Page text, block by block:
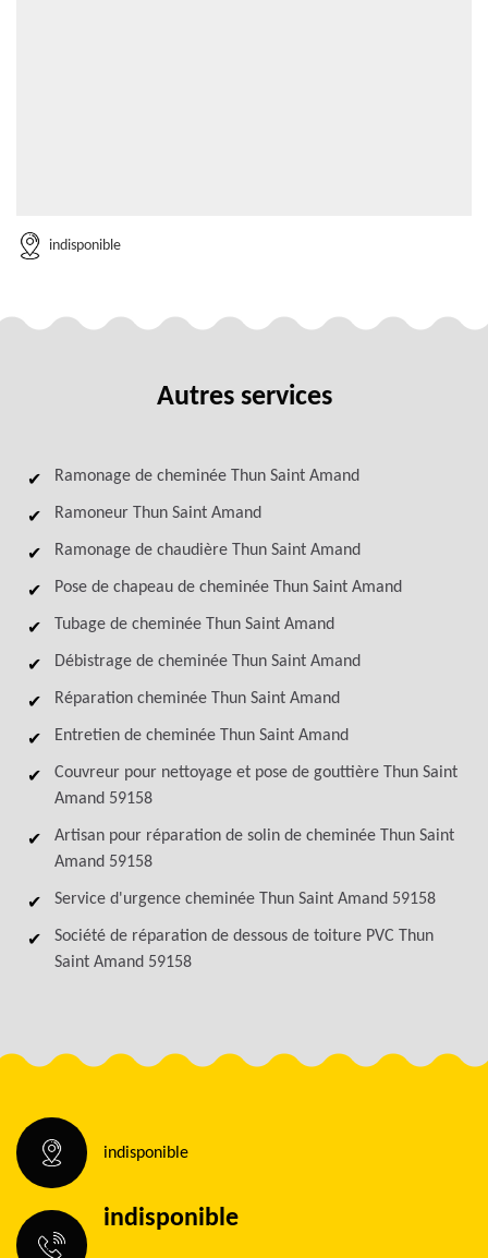
indisponible
Autres services
Ramonage de cheminée Thun Saint Amand
Ramoneur Thun Saint Amand
Ramonage de chaudière Thun Saint Amand
Pose de chapeau de cheminée Thun Saint Amand
Tubage de cheminée Thun Saint Amand
Débistrage de cheminée Thun Saint Amand
Réparation cheminée Thun Saint Amand
Entretien de cheminée Thun Saint Amand
Couvreur pour nettoyage et pose de gouttière Thun Saint
Amand 59158
Artisan pour réparation de solin de cheminée Thun Saint
Amand 59158
Service d'urgence cheminée Thun Saint Amand 59158
Société de réparation de dessous de toiture PVC Thun
Saint Amand 59158
indisponible
indisponible